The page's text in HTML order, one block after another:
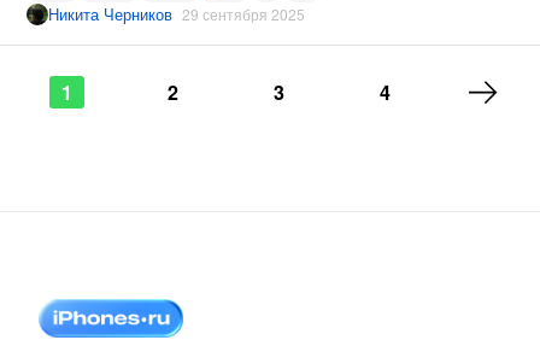
Никита Черников 29 сентября 2025
1 2 3 4